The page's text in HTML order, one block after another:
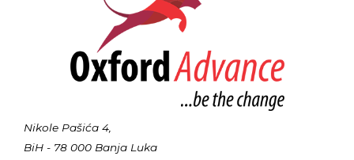
Nikole Pašića 4,
BiH - 78 000 Banja Luka